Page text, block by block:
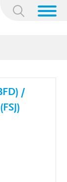
Suchbegriff:
/